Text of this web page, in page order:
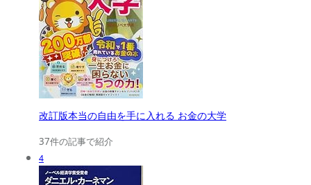
改訂版本当の自由を手に入れる お金の大学
37件の記事で紹介
4